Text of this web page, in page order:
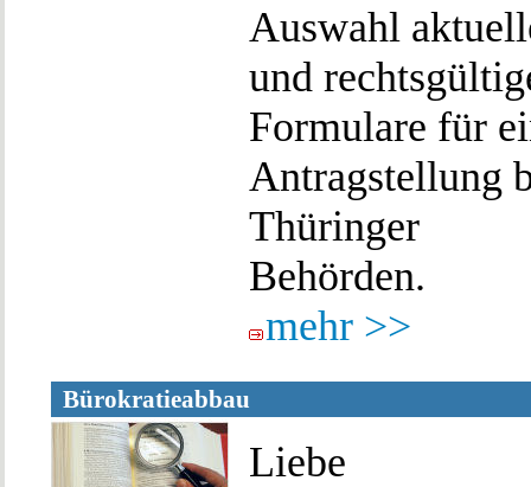
Auswahl
und
Formulare für
Antragstellung
Thüringer
Behörden.
mehr >>
Bürokratieabbau
Liebe